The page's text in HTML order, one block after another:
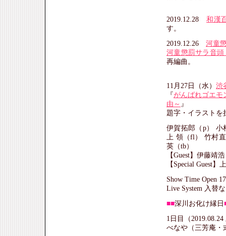
2019.12.28 和漢
す。
2019.12.26 河童
河童懲罰サラ音
再編曲。
11月27日（水） 渋
『がんばれゴエモ
由～ 』
題字・イラストを
伊賀拓郎（p） 小
上 領（fl） 竹村
英（tb）
【Guest】伊藤靖
【Special Guest
Show Time Open
Live System 入替
■■深川お化け縁日
1日目（
べなや（三芳庵・